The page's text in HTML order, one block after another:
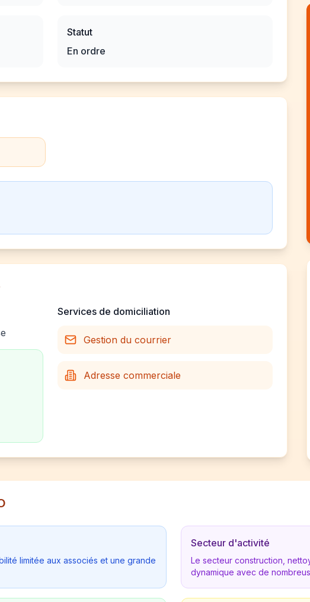
Statut
En ordre
Services de domiciliation
Gestion du courrier
Adresse commerciale
limitée aux associés et une grande
Secteur d'activité
Le secteur construction,
dynamique avec de